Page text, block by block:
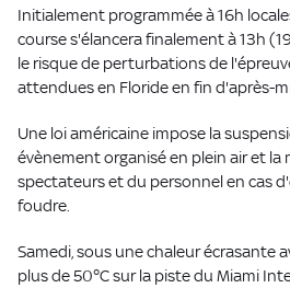
Initialement programmée à 16h
course s'élancera finalement à 13h
le risque de perturbations de
attendues en Floride en fin d'après-
Une loi américaine impose la
évènement organisé en plein air et la
spectateurs et du personnel en cas
foudre.
Samedi, sous une chaleur écrasante
plus de 50°C sur la piste du Miami